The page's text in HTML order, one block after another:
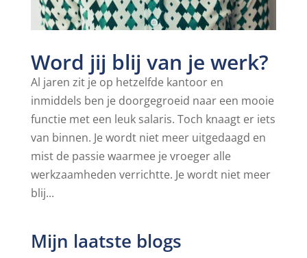
Word jij blij van je werk?
Al jaren zit je op hetzelfde kantoor en
inmiddels ben je doorgegroeid naar een mooie
functie met een leuk salaris. Toch knaagt er iets
van binnen. Je wordt niet meer uitgedaagd en
mist de passie waarmee je vroeger alle
werkzaamheden verrichtte. Je wordt niet meer
blij...
Mijn laatste blogs